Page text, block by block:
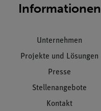
Informationen
Unternehmen
Projekte und Lösungen
Presse
Stellenangebote
Kontakt